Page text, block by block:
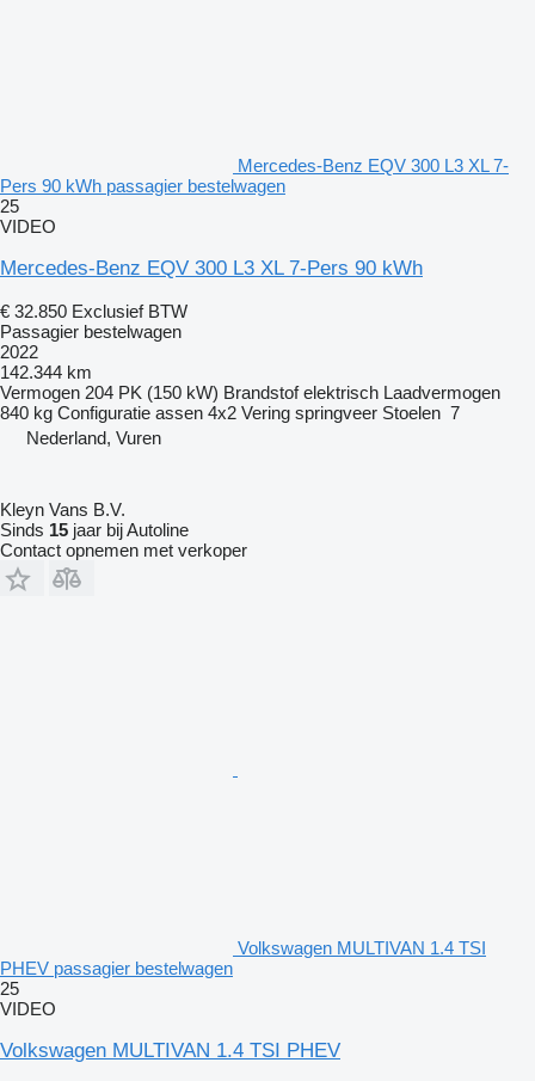
Mercedes-Benz EQV 300 L3 XL 7-
Pers 90 kWh passagier bestelwagen
25
VIDEO
Mercedes-Benz EQV 300 L3 XL 7-Pers 90 kWh
€ 32.850 Exclusief BTW
Passagier bestelwagen
2022
142.344 km
Vermogen 204 PK (150 kW) Brandstof elektrisch Laadvermogen
840 kg Configuratie assen 4x2 Vering springveer Stoelen 7
Nederland, Vuren
Kleyn Vans B.V.
Sinds 15 jaar bij Autoline
Contact opnemen met verkoper
Volkswagen MULTIVAN 1.4 TSI
PHEV passagier bestelwagen
25
VIDEO
Volkswagen MULTIVAN 1.4 TSI PHEV